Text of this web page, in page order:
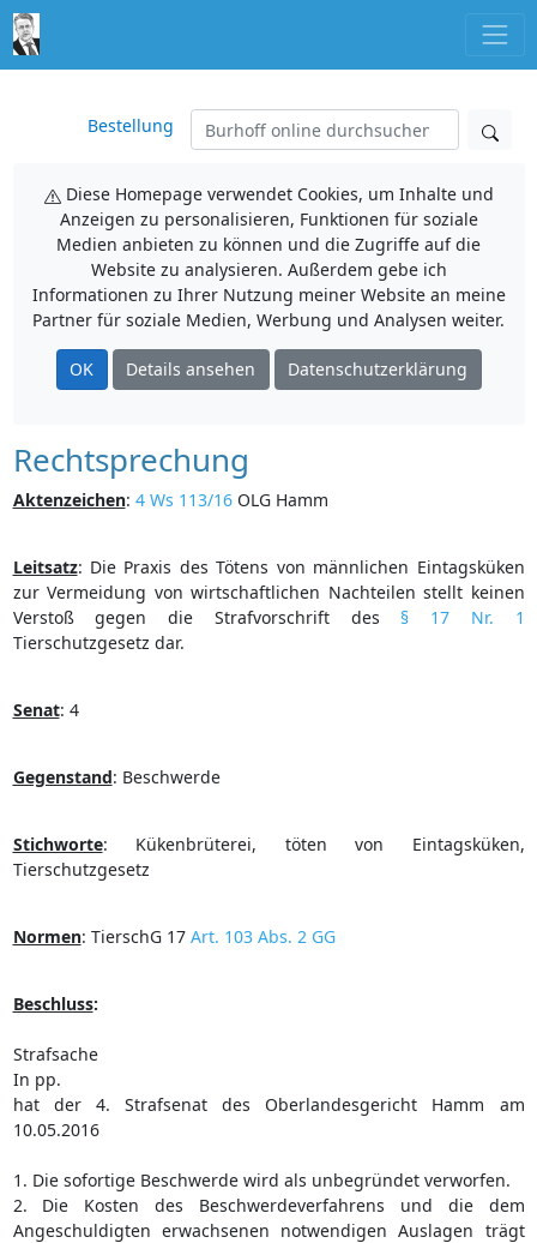
Bestellung
Diese Homepage verwendet Cookies, um Inhalte und
Anzeigen zu personalisieren, Funktionen für soziale
Medien anbieten zu können und die Zugriffe auf die
Website zu analysieren. Außerdem gebe ich
Informationen zu Ihrer Nutzung meiner Website an meine
Partner für soziale Medien, Werbung und Analysen weiter.
OK Details ansehen Datenschutzerklärung
Rechtsprechung
Aktenzeichen: 4 Ws 113/16OLG Hamm
Leitsatz: Die Praxis des Tötens von männlichen Eintagsküken
zur Vermeidung von wirtschaftlichen Nachteilen stellt keinen
Verstoß gegen die Strafvorschrift des § 17 Nr. 1
Tierschutzgesetz dar.
Senat: 4
Gegenstand: Beschwerde
Stichworte: Kükenbrüterei, töten von Eintagsküken,
Tierschutzgesetz
Normen: TierschG 17 Art. 103 Abs. 2 GG
Beschluss:
Strafsache
In pp.
hat der 4. Strafsenat des Oberlandesgericht Hamm am
10.05.2016
1. Die sofortige Beschwerde wird als unbegründet verworfen.
2. Die Kosten des Beschwerdeverfahrens und die dem
Angeschuldigten erwachsenen notwendigen Auslagen trägt